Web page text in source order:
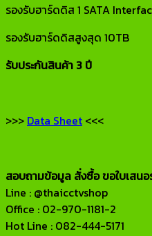
รองรับฮาร์ดดิส 1 SATA
รองรับฮาร์ดดิสสูงสุด 10TB
รับประกันสินค้า 3 ปี
>>> Data Sheet <<<
สอบถามข้อมูล สั่งซื้อ ขอใบเสนอ
Line : @thaicctvshop
Office : 02-970-1181-2
Hot Line : 082-444-5171